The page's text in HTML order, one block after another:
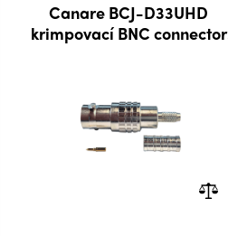
Canare BCJ-D33UHD
krimpovací BNC connector